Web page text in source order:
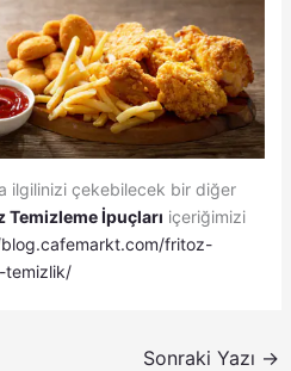
ilgilinizi çekebilecek bir diğer
Temizleme İpuçları içeriğimizi
fritoz-
temizlik/
Sonraki Yazı →